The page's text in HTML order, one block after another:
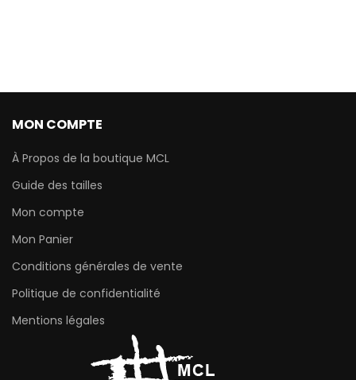
MON COMPTE
À Propos de la boutique MCL
Guide des tailles
Mon compte
Mon Panier
Conditions générales de vente
Politique de confidentialité
Mentions légales